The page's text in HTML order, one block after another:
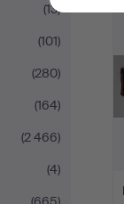
(13)
(101)
(280)
(164)
(2 466)
(4)